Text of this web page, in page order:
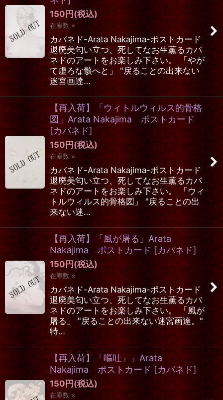
150 円 (税込)
在庫数 ×
カバネド-Arata Nakajima-ポストカード
退廃美匂い立つ、死してなお生薫るカバ
ネドのアートをお楽しみ下さい。 「やが
て虚ろな骸へと」 "戻ることの出来ない
迷宮画達…
【再入荷】「ウィトルウィルス的骨格
図」Arata Nakajima ポストカード
[カバネド]
150 円 (税込)
在庫数 ×
カバネド-Arata Nakajima-ポストカード
退廃美匂い立つ、死してなお生薫るカバ
ネドのアートをお楽しみ下さい。 「ウィ
トルウィルス的骨格図」 "戻ることの出
来ない迷…
【再入荷】「風が屠る」Arata
Nakajima ポストカード [カバネド]
150 円 (税込)
在庫数 ×
カバネド-Arata Nakajima-ポストカード
退廃美匂い立つ、死してなお生薫るカバ
ネドのアートをお楽しみ下さい。 「風が
屠る」 "戻ることの出来ない迷宮画達。"
特…
【再入荷】「嘔吐」」Arata
Nakajima ポストカード [カバネド]
150 円 (税込)
在庫数 ×